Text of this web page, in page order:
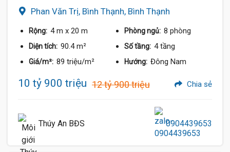
Phan Văn Trị, Bình Thạnh, Bình Thạnh
Rộng: 4 m x 20 m Phòng ngủ: 8 phòng
Diện tích: 90.4 m² Số tầng: 4 tầng
Giá/m²: 89 triệu/m² Hướng: Đông Nam
10 tỷ 900 triệu 12 tỷ 900 triệu Chia sẻ
Thúy An BĐS 0904439653